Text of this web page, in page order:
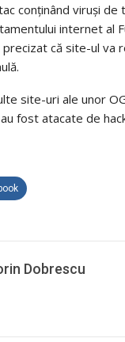
conţinând viruşi de
internet al
precizat că site-ul va
site-uri ale unor
fost atacate de
Dobrescu